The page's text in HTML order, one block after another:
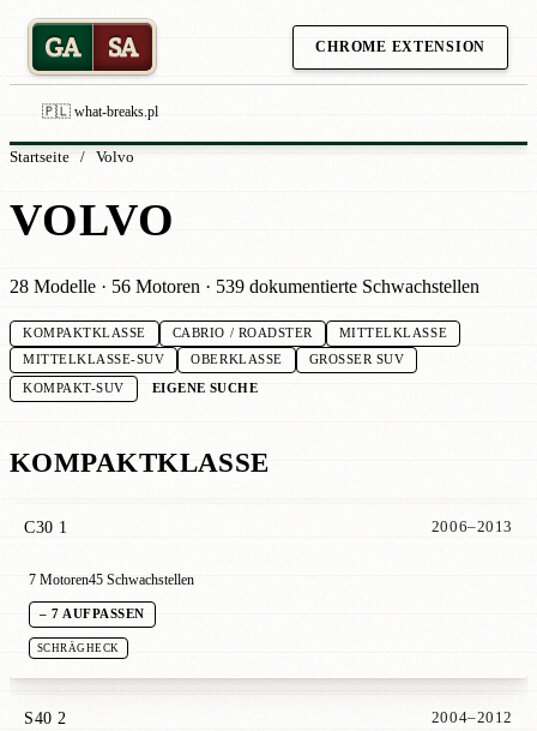
GA SA CHROME EXTENSION
🇵🇱 what-breaks.pl
Startseite / Volvo
VOLVO
28 Modelle · 56 Motoren · 539 dokumentierte Schwachstellen
KOMPAKTKLASSE CABRIO / ROADSTER
MITTELKLASSE
MITTELKLASSE-SUV
OBERKLASSE GROSSER SUV
KOMPAKT-SUV EIGENE SUCHE
KOMPAKTKLASSE
C30 1 2006–2013
7 Motoren45 Schwachstellen
– 7 AUFPASSEN
SCHRÄGHECK
S40 2 2004–2012